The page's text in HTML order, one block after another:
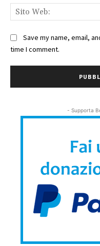
Save my name, email,
time I comment.
- Supporta